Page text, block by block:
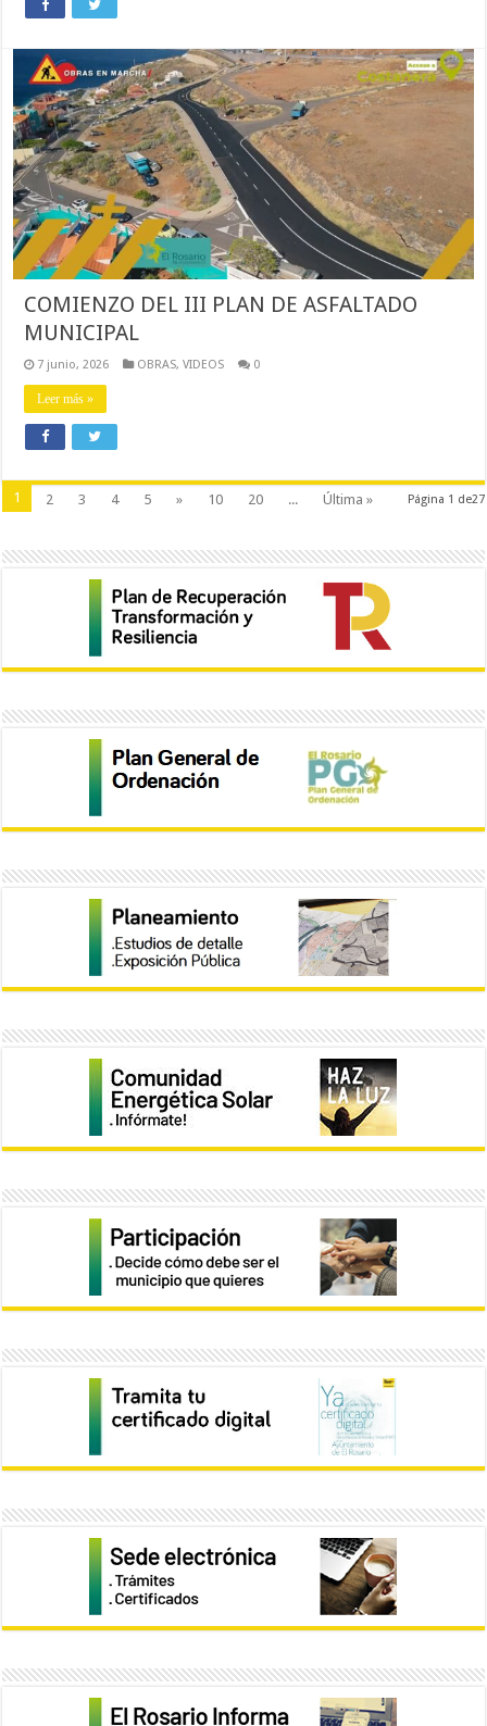
COMIENZO DEL III PLAN DE ASFALTADO
MUNICIPAL
7 junio, 2026 OBRAS,VIDEOS 0
Leer más »
Página 1 de27
1 2 3 4 5 » 10 20 ... Última »